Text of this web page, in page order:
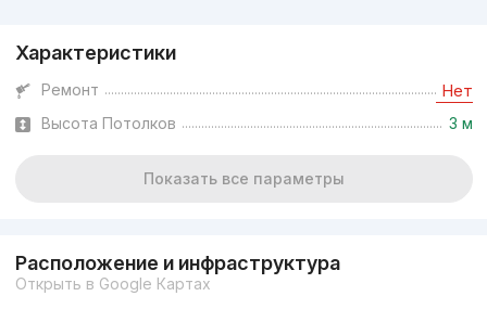
Характеристики
Ремонт Нет
Высота Потолков 3 м
Показать все параметры
Расположение и инфраструктура
Открыть в Google Картах